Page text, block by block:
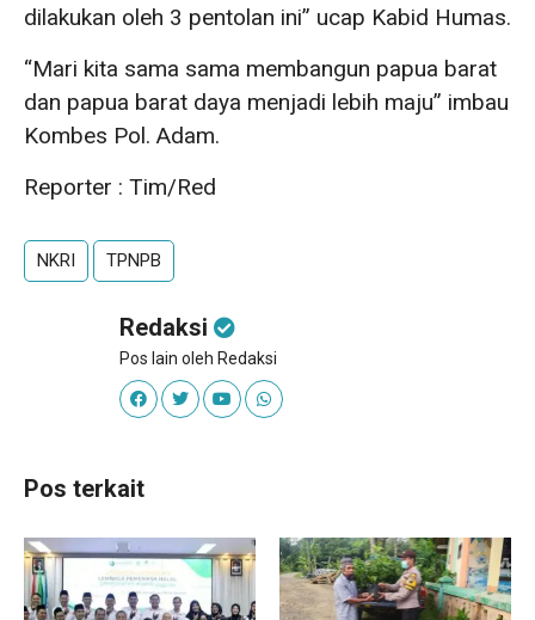
dilakukan oleh 3 pentolan ini” ucap Kabid Humas.
“Mari kita sama sama membangun papua barat
dan papua barat daya menjadi lebih maju” imbau
Kombes Pol. Adam.
Reporter : Tim/Red
NKRI TPNPB
Redaksi
Pos lain oleh Redaksi
Pos terkait